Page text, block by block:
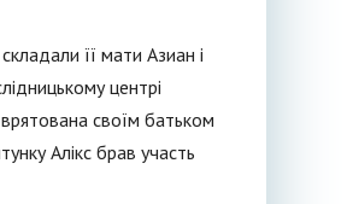
її мати Азиан і
центрі
своїм батьком
Алікс брав участь